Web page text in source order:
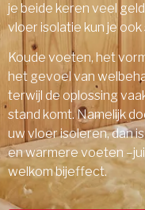
je beide keren veel
vloer isolatie kun je
Koude voeten, het
het gevoel van
terwijl de oplossing
stand komt. Namelijk
uw vloer isoleren, dan
en warmere voeten
welkom bijeffect.